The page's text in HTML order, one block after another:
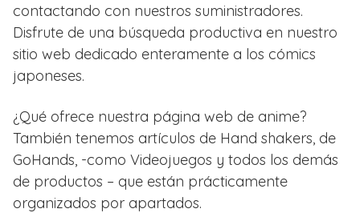
contactando con nuestros suministradores.
Disfrute de una búsqueda productiva en nuestro
sitio web dedicado enteramente a los cómics
japoneses.
¿Qué ofrece nuestra página web de anime?
También tenemos artículos de Hand shakers, de
GoHands, -como Videojuegos y todos los demás
de productos – que están prácticamente
organizados por apartados.